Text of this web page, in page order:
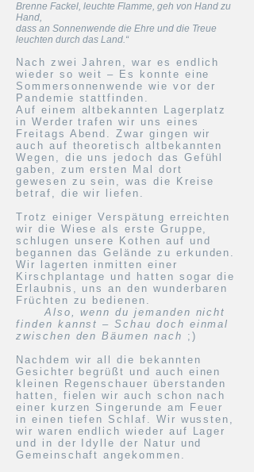
Brenne Fackel, leuchte Flamme, geh von Hand zu
Hand,
dass an Sonnenwende die Ehre und die Treue
leuchten durch das Land.“
Nach zwei Jahren, war es endlich
wieder so weit – Es konnte eine
Sommersonnenwende wie vor der
Pandemie stattfinden.
Auf einem altbekannten Lagerplatz
in Werder trafen wir uns eines
Freitags Abend. Zwar gingen wir
auch auf theoretisch altbekannten
Wegen, die uns jedoch das Gefühl
gaben, zum ersten Mal dort
gewesen zu sein, was die Kreise
betraf, die wir liefen.
Trotz einiger Verspätung erreichten
wir die Wiese als erste Gruppe,
schlugen unsere Kothen auf und
begannen das Gelände zu erkunden.
Wir lagerten inmitten einer
Kirschplantage und hatten sogar die
Erlaubnis, uns an den wunderbaren
Früchten zu bedienen.
Also, wenn du jemanden nicht
finden kannst – Schau doch einmal
zwischen den Bäumen nach ;)
Nachdem wir all die bekannten
Gesichter begrüßt und auch einen
kleinen Regenschauer überstanden
hatten, fielen wir auch schon nach
einer kurzen Singerunde am Feuer
in einen tiefen Schlaf. Wir wussten,
wir waren endlich wieder auf Lager
und in der Idylle der Natur und
Gemeinschaft angekommen.